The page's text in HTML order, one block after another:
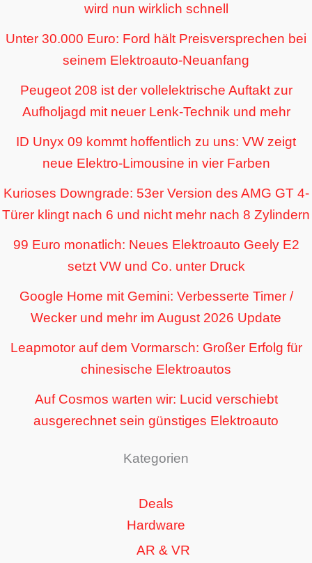
wird nun wirklich schnell
Unter 30.000 Euro: Ford hält Preisversprechen bei
seinem Elektroauto-Neuanfang
Peugeot 208 ist der vollelektrische Auftakt zur
Aufholjagd mit neuer Lenk-Technik und mehr
ID Unyx 09 kommt hoffentlich zu uns: VW zeigt
neue Elektro-Limousine in vier Farben
Kurioses Downgrade: 53er Version des AMG GT 4-
Türer klingt nach 6 und nicht mehr nach 8 Zylindern
99 Euro monatlich: Neues Elektroauto Geely E2
setzt VW und Co. unter Druck
Google Home mit Gemini: Verbesserte Timer /
Wecker und mehr im August 2026 Update
Leapmotor auf dem Vormarsch: Großer Erfolg für
chinesische Elektroautos
Auf Cosmos warten wir: Lucid verschiebt
ausgerechnet sein günstiges Elektroauto
Kategorien
Deals
Hardware
AR & VR